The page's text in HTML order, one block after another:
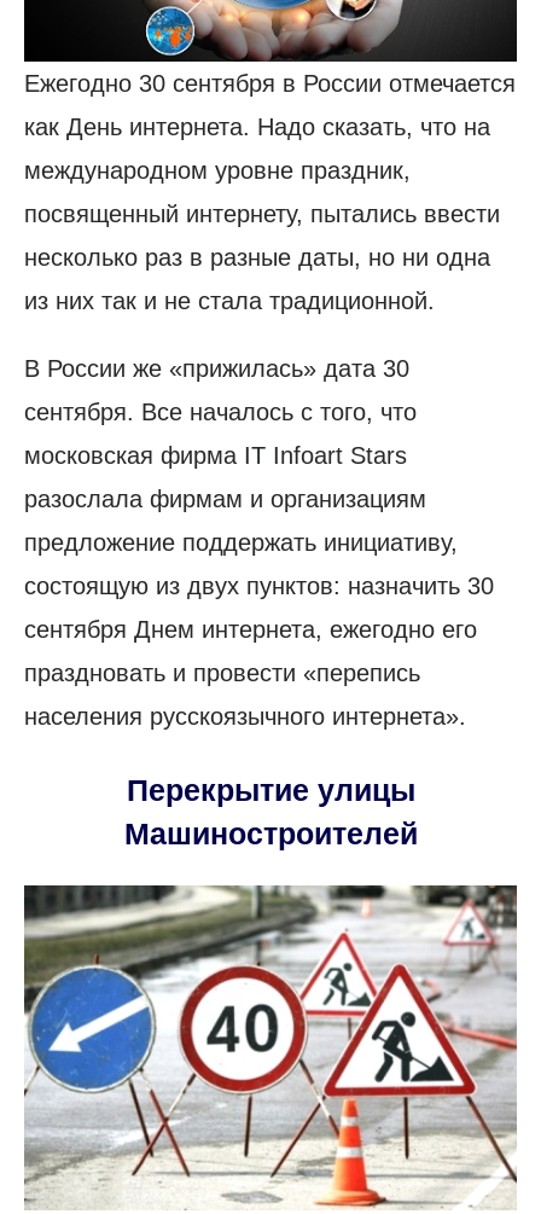
Ежегодно 30 сентября в России отмечается
как День интернета. Надо сказать, что на
международном уровне праздник,
посвященный интернету, пытались ввести
несколько раз в разные даты, но ни одна
из них так и не стала традиционной.
В России же «прижилась» дата 30
сентября. Все началось с того, что
московская фирма IT Infoart Stars
разослала фирмам и организациям
предложение поддержать инициативу,
состоящую из двух пунктов: назначить 30
сентября Днем интернета, ежегодно его
праздновать и провести «перепись
населения русскоязычного интернета».
Перекрытие улицы
Машиностроителей